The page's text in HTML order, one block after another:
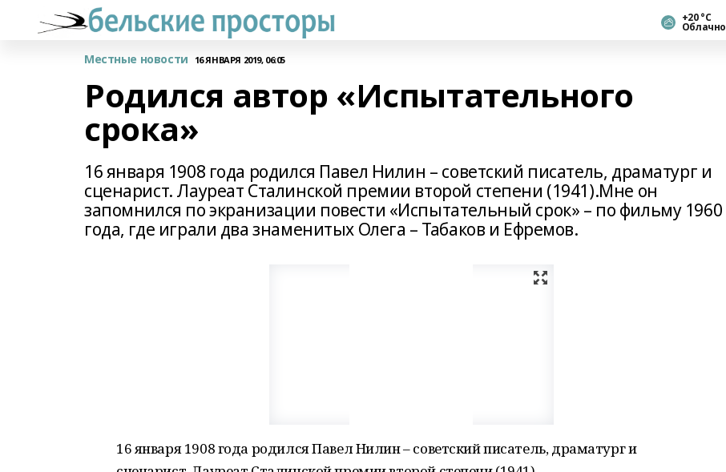
+20 °С
Облачно
Местные новости 16 ЯНВАРЯ 2019, 06:05
Родился автор «Испытательного
срока»
16 января 1908 года родился Павел Нилин – советский писатель, драматург и
сценарист. Лауреат Сталинской премии второй степени (1941).Мне он
запомнился по экранизации повести «Испытательный срок» – по фильму 1960
года, где играли два знаменитых Олега – Табаков и Ефремов.
16 января 1908 года родился Павел Нилин – советский писатель, драматург и